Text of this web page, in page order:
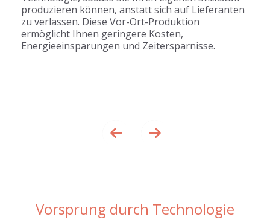
produzieren können, anstatt sich auf Lieferanten
zu verlassen. Diese Vor-Ort-Produktion
ermöglicht Ihnen geringere Kosten,
Energieeinsparungen und Zeitersparnisse.
Vorsprung durch Technologie